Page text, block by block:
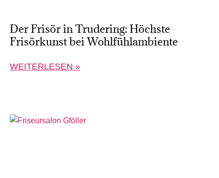
Der Frisör in Trudering: Höchste
Frisörkunst bei Wohlfühlambiente
WEITERLESEN »